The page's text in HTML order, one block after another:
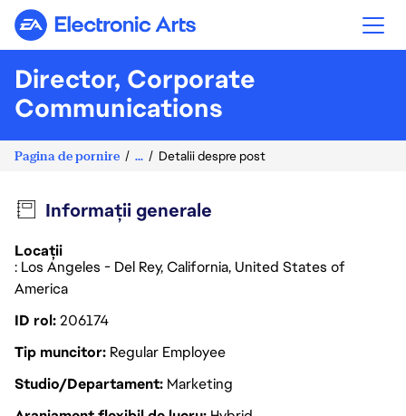
Electronic Arts
Director, Corporate
Communications
Pagina de pornire ... Detalii despre post
Informații generale
Locații
: Los Angeles - Del Rey, California, United States of
America
ID rol206174
Tip muncitor Regular Employee
Studio/Departament Marketing